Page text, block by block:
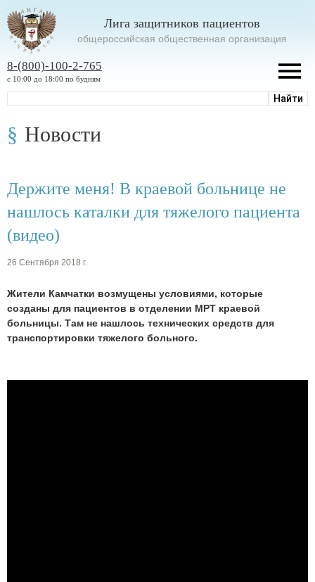
Лига защитников пациентов
oбщероссийская общественная организация
8-(800)-100-2-765
с 10:00 до 18:00 по будням
Новости
Держите меня! В краевой больнице не
нашлось каталки для тяжелого пациента
(видео)
26 Сентября 2018 г.
Жители Камчатки возмущены условиями, которые
созданы для пациентов в отделении МРТ краевой
больницы. Там не нашлось технических средств для
транспортировки тяжелого больного.